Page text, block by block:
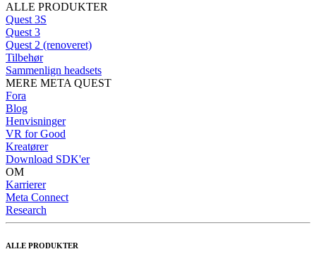
ALLE PRODUKTER
Quest 3S
Quest 3
Quest 2 (renoveret)
Tilbehør
Sammenlign headsets
MERE META QUEST
Fora
Blog
Henvisninger
VR for Good
Kreatører
Download SDK'er
OM
Karrierer
Meta Connect
Research
ALLE PRODUKTER